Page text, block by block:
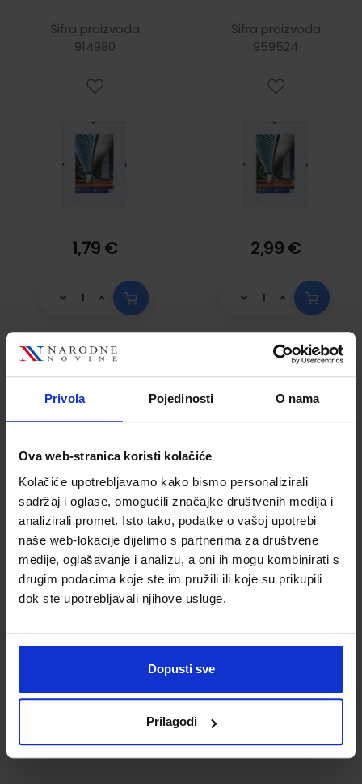
Privola Pojedinosti O nama
Ova web-stranica koristi kolačiće
Kolačiće upotrebljavamo kako bismo personalizirali
sadržaj i oglase, omogućili značajke društvenih medija i
analizirali promet. Isto tako, podatke o vašoj upotrebi
naše web-lokacije dijelimo s partnerima za društvene
medije, oglašavanje i analizu, a oni ih mogu kombinirati s
drugim podacima koje ste im pružili ili koje su prikupili
dok ste upotrebljavali njihove usluge.
Dopusti sve
Prilagodi
Šifra proizvoda
914980
1,79 €
Šifra proizvoda
959524
2,99 €
Okvir za sliku
cm, staklo
959525
Okvir za sliku